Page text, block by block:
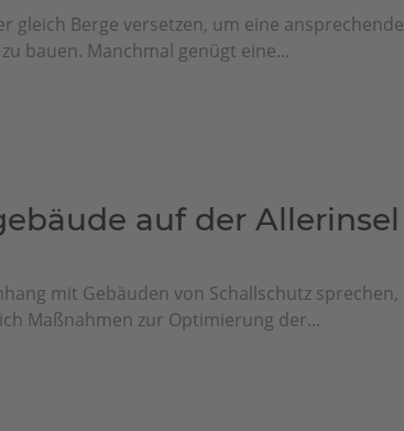
gleich Berge versetzen, um eine ansprechende
bauen. Manchmal genügt eine...
auf der Allerinsel
mit Gebäuden von Schallschutz sprechen,
Maßnahmen zur Optimierung der...